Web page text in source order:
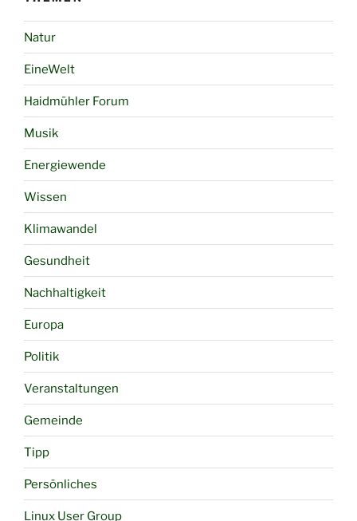
Natur
EineWelt
Haidmühler Forum
Musik
Energiewende
Wissen
Klimawandel
Gesundheit
Nachhaltigkeit
Europa
Politik
Veranstaltungen
Gemeinde
Tipp
Persönliches
Linux User Group